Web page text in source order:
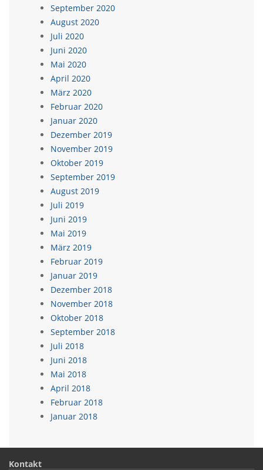
September 2020
August 2020
Juli 2020
Juni 2020
Mai 2020
April 2020
März 2020
Februar 2020
Januar 2020
Dezember 2019
November 2019
Oktober 2019
September 2019
August 2019
Juli 2019
Juni 2019
Mai 2019
März 2019
Februar 2019
Januar 2019
Dezember 2018
November 2018
Oktober 2018
September 2018
Juli 2018
Juni 2018
Mai 2018
April 2018
Februar 2018
Januar 2018
Kontakt